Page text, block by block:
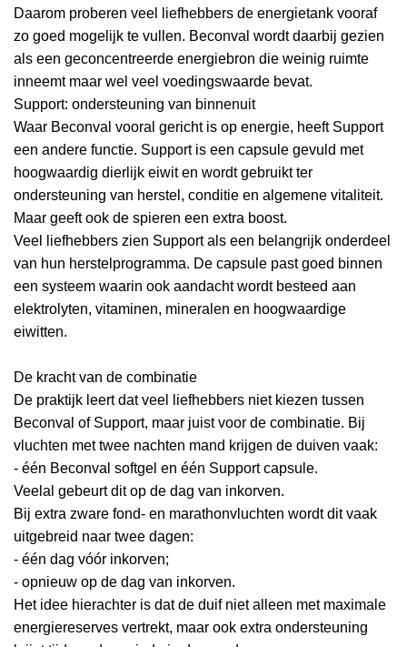
Daarom proberen veel liefhebbers de energietank vooraf
zo goed mogelijk te vullen. Beconval wordt daarbij gezien
als een geconcentreerde energiebron die weinig ruimte
inneemt maar wel veel voedingswaarde bevat.
Support: ondersteuning van binnenuit
Waar Beconval vooral gericht is op energie, heeft Support
een andere functie. Support is een capsule gevuld met
hoogwaardig dierlijk eiwit en wordt gebruikt ter
ondersteuning van herstel, conditie en algemene vitaliteit.
Maar geeft ook de spieren een extra boost.
Veel liefhebbers zien Support als een belangrijk onderdeel
van hun herstelprogramma. De capsule past goed binnen
een systeem waarin ook aandacht wordt besteed aan
elektrolyten, vitaminen, mineralen en hoogwaardige
eiwitten.
De kracht van de combinatie
De praktijk leert dat veel liefhebbers niet kiezen tussen
Beconval of Support, maar juist voor de combinatie. Bij
vluchten met twee nachten mand krijgen de duiven vaak:
- één Beconval softgel en één Support capsule.
Veelal gebeurt dit op de dag van inkorven.
Bij extra zware fond- en marathonvluchten wordt dit vaak
uitgebreid naar twee dagen:
- één dag vóór inkorven;
- opnieuw op de dag van inkorven.
Het idee hierachter is dat de duif niet alleen met maximale
energiereserves vertrekt, maar ook extra ondersteuning